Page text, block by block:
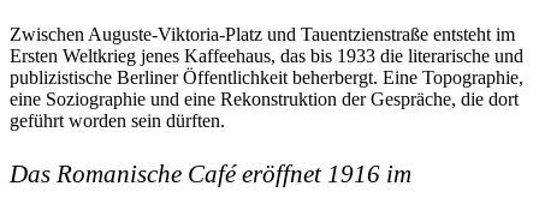
Zwischen Auguste-Viktoria-Platz und Tauentzienstraße entsteht im
Ersten Weltkrieg jenes Kaffeehaus, das bis 1933 die literarische und
publizistische Berliner Öffentlichkeit beherbergt. Eine Topographie,
eine Soziographie und eine Rekonstruktion der Gespräche, die dort
geführt worden sein dürften.
Das Romanische Café eröffnet 1916 im